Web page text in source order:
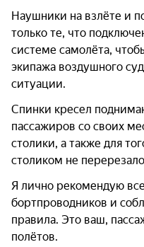
Наушники на взлёте и
только те, что
системе самолёта,
экипажа воздушного
ситуации.
Спинки кресел
пассажиров со своих
столики, а также для
столиком не
Я лично рекомендую
бортпроводников и
правила. Это ваш,
полётов.